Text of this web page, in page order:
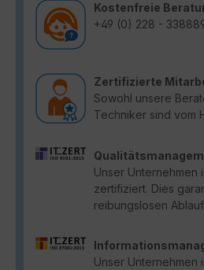
Kostenfreie
+49 (0) 228 -
Zertifizierte
Sowohl unsere
Techniker sind vom
Unser Unternehmen
zertifiziert. Dies
reibungslosen Ablauf.
Unser Unternehmen